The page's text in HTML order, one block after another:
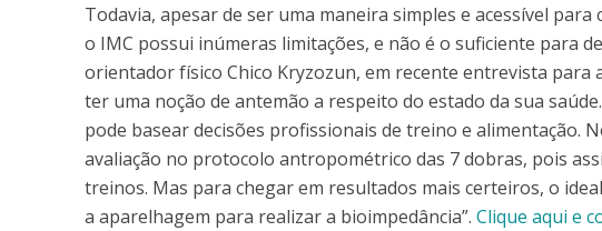
Todavia, apesar de ser uma maneira simples e acessível
o IMC possui inúmeras limitações, e não é o suficiente para
orientador físico Chico Kryzozun, em recente entrevista para
ter uma noção de antemão a respeito do estado da sua
pode basear decisões profissionais de treino e alimentação.
avaliação no protocolo antropométrico das 7 dobras, pois
treinos. Mas para chegar em resultados mais certeiros, o
a aparelhagem para realizar a bioimpedância”. Clique aqui e